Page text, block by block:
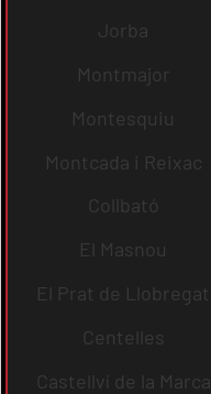
Jorba
Montmajor
Montesquiu
Montcada i Reixac
Collbató
El Masnou
El Prat de Llobregat
Centelles
Castellví de la Marca